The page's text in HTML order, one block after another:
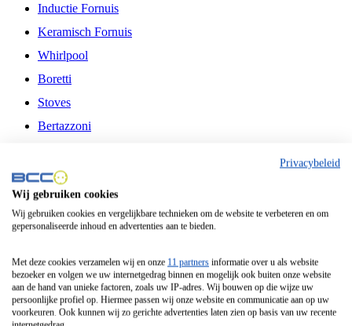
Inductie Fornuis
Keramisch Fornuis
Whirlpool
Boretti
Stoves
Bertazzoni
Fitelli
Airfryer
Frituurpan
Contactgrill
Broodbakmachine
Broodrooster
Privacybeleid
Wij gebruiken cookies
Wij gebruiken cookies en vergelijkbare technieken om de website te verbeteren en om
gepersonaliseerde inhoud en advertenties aan te bieden.
Met deze cookies verzamelen wij en onze 11 partners informatie over u als website
bezoeker en volgen we uw internetgedrag binnen en mogelijk ook buiten onze website
aan de hand van unieke factoren, zoals uw IP-adres. Wij bouwen op die wijze uw
persoonlijke profiel op. Hiermee passen wij onze website en communicatie aan op uw
voorkeuren. Ook kunnen wij zo gerichte advertenties laten zien op basis van uw recente